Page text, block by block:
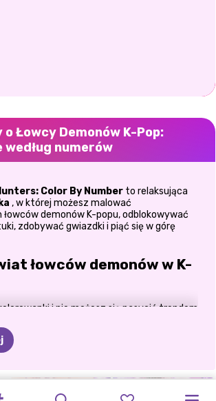
Łowcy Demonów K-Pop:
według numerów
Color By Numberto relaksująca
, w której możesz malować
łowców demonów K-popu, odblokowywać
zdobywać gwiazdki i piąć się w górę
łowców demonów w K-
i nie możesz się nasycić trendem
K-Pop Demon Hunters: Color By
rozgrywkę polegającą na
z przyciągającymi wzrok
Każdy obrazek zaczyna się od
czekającego na Twój artystyczny akcent.
K-POPOWY K-POPOWE